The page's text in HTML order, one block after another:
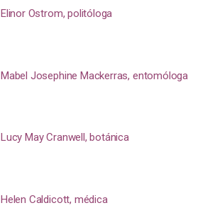
Elinor Ostrom, politóloga
Mabel Josephine Mackerras, entomóloga
Lucy May Cranwell, botánica
Helen Caldicott, médica